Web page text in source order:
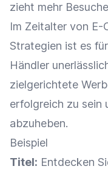
zieht mehr
Im Zeitalter von E-
Strategien ist es für
Händler
zielgerichtete
erfolgreich zu sein
abzuheben.
Beispiel
Titel: Entdecken